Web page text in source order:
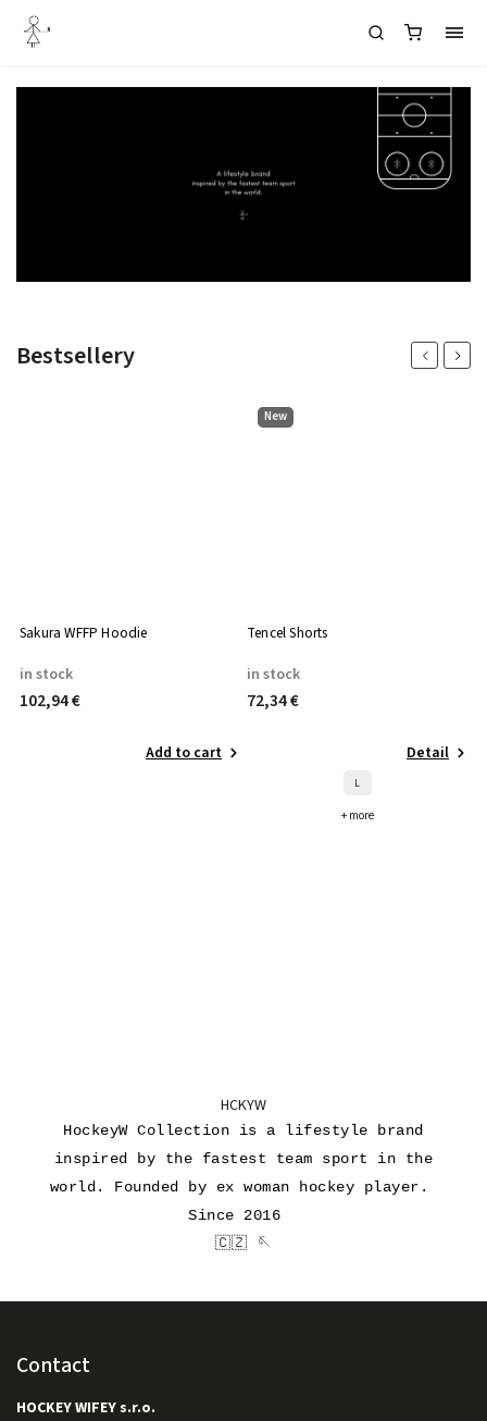
Bestsellery Previous
Sakura WFFP Hoodie
in stock
102,94 €
Add to cart
New
Tencel Shorts
in stock
72,34 €
Detail
L
+ more
Next
HCKYW
HockeyW Collection is a lifestyle brand
inspired by the fastest team sport in the
world. Founded by ex woman hockey player.
Since 2016
🇨🇿 🪡
Contact
HOCKEY WIFEY s.r.o.